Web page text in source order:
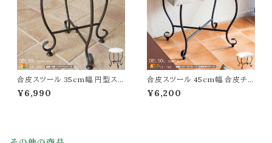
合皮スツール 35cm幅 円型スツ
ール 円形チェア 丸型 丸形チェ
ア 丸椅子 スチールフレーム 合
¥6,990
合皮スツール 45cm幅 合皮チェ
ア 合成皮革スツール スチールフ
レーム エントランスチェア 玄関
¥6,200